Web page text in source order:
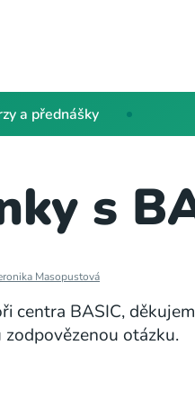
a přednášky
s
Masopustová
centra BASIC,
otázku.